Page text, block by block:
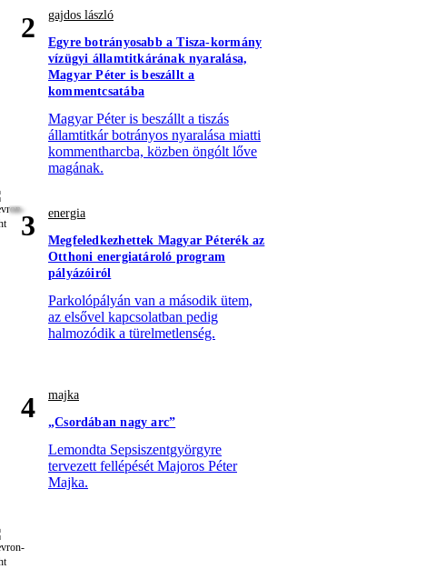
2
gajdos lászló
Egyre botrányosabb a Tisza-kormány
vízügyi államtitkárának nyaralása,
Magyar Péter is beszállt a
kommentcsatába
Magyar Péter is beszállt a tiszás
államtitkár botrányos nyaralása miatti
kommentharcba, közben öngólt lőve
magának.
3
energia
Megfeledkezhettek Magyar Péterék az
Otthoni energiatároló program
pályázóiról
Parkolópályán van a második ütem,
az elsővel kapcsolatban pedig
halmozódik a türelmetlenség.
4
majka
„Csordában nagy arc”
Lemondta Sepsiszentgyörgyre
tervezett fellépését Majoros Péter
Majka.